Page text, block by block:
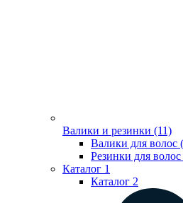
Валики и резинки (11)
Валики для волос
Резинки для
Каталог 1
Каталог 2